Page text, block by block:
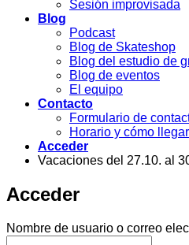
Sesión improvisada
Blog
Podcast
Blog de Skateshop
Blog del estudio de
Blog de eventos
El equipo
Contacto
Formulario de
Horario y cómo llegar
Acceder
Vacaciones del 27.10. al
Acceder
Nombre de usuario o correo